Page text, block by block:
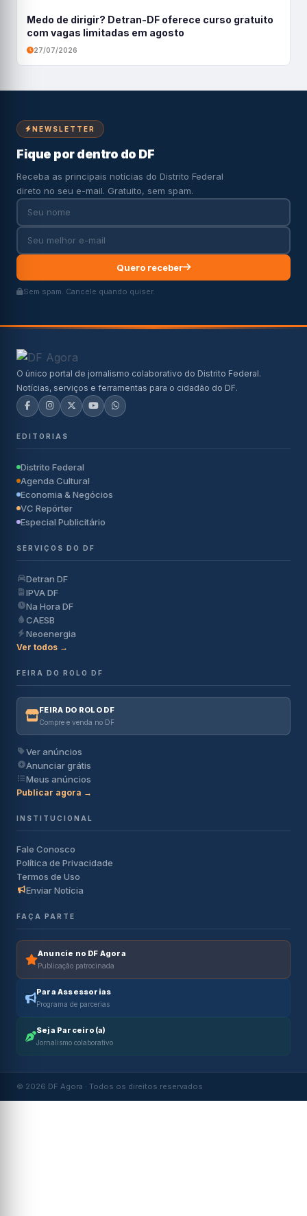
Medo de dirigir? Detran-DF oferece curso gratuito
com vagas limitadas em agosto
27/07/2026
NEWSLETTER
Fique por dentro do DF
Receba as principais notícias do Distrito Federal
direto no seu e-mail. Gratuito, sem spam.
Quero receber
Sem spam. Cancele quando quiser.
O único portal de jornalismo colaborativo do Distrito Federal.
Notícias, serviços e ferramentas para o cidadão do DF.
EDITORIAS
Distrito Federal
Agenda Cultural
Economia & Negócios
VC Repórter
Especial Publicitário
SERVIÇOS DO DF
Detran DF
IPVA DF
Na Hora DF
CAESB
Neoenergia
Ver todos →
FEIRA DO ROLO DF
FEIRA DO ROLO DF
Compre e venda no DF
Ver anúncios
Anunciar grátis
Meus anúncios
Publicar agora →
INSTITUCIONAL
Fale Conosco
Política de Privacidade
Termos de Uso
Enviar Notícia
FAÇA PARTE
Anuncie no DF Agora
Publicação patrocinada
Para Assessorias
Programa de parcerias
Seja Parceiro(a)
Jornalismo colaborativo
© 2026 DF Agora · Todos os direitos reservados